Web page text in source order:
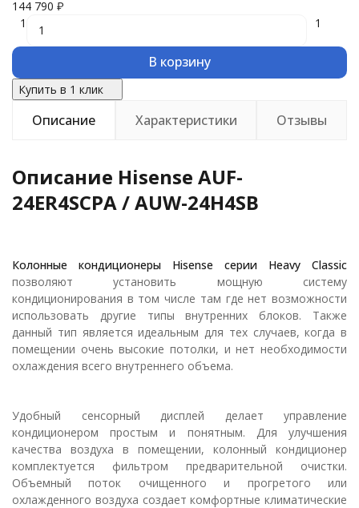
144 790 ₽
1
1
В корзину
Купить в 1 клик
Описание Характеристики Отзывы
Описание Hisense AUF-
24ER4SCPA / AUW-24H4SB
Колонные кондиционеры Hisense серии Heavy Classic
позволяют установить мощную систему
кондиционирования в том числе там где нет возможности
использовать другие типы внутренних блоков. Также
данный тип является идеальным для тех случаев, когда в
помещении очень высокие потолки, и нет необходимости
охлаждения всего внутреннего объема.
Удобный сенсорный дисплей делает управление
кондиционером простым и понятным. Для улучшения
качества воздуха в помещении, колонный кондиционер
комплектуется фильтром предварительной очистки.
Объемный поток очищенного и прогретого или
охлажденного воздуха создает комфортные климатические